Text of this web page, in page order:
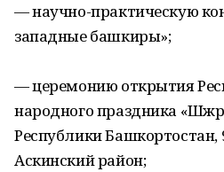
— научно-практическую
западные башкиры»;
— церемонию открытия
народного праздника
Республики Башкортостан,
Аскинский район;